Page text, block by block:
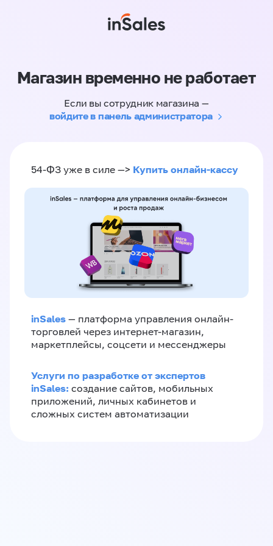
Магазин временно не работает
Если вы сотрудник магазина —
войдите в панель администратора
54-ФЗ уже в силе —> Купить онлайн-кассу
inSales — платформа управления онлайн-
торговлей через интернет-магазин,
маркетплейсы, соцсети и мессенджеры
Услуги по разработке от экспертов
inSales: создание сайтов, мобильных
приложений, личных кабинетов и
сложных систем автоматизации